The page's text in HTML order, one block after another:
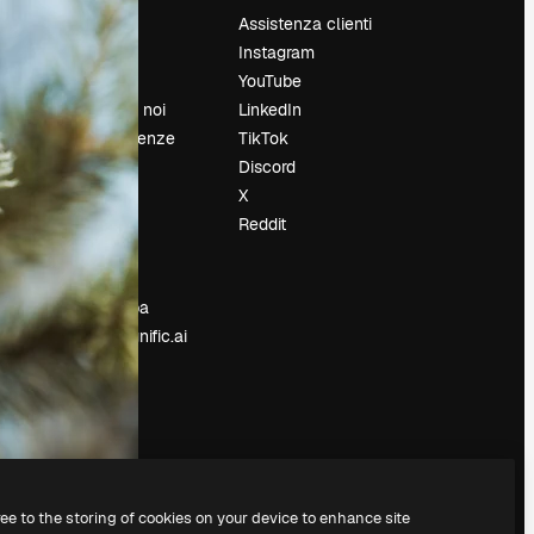
Prezzi
Chi siamo
Recensioni
Lavora con noi
Cerca tendenze
Eventi
Slidesgo
Vendi i tuoi
contenuti
Sala stampa
Cerchi magnific.ai
Assistenza clienti
Instagram
YouTube
LinkedIn
TikTok
Discord
X
Reddit
to the storing of cookies on your device to enhance site